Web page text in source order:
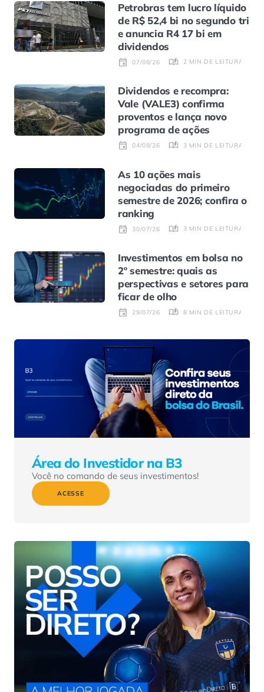
Petrobras tem lucro líquido
de R$ 52,4 bi no segundo tri
e anuncia R4 17 bi em
dividendos
07/08/26 2 MIN DE LEITURA
Dividendos e recompra:
Vale (VALE3) confirma
proventos e lança novo
programa de ações
04/08/26 3 MIN DE LEITURA
As 10 ações mais
negociadas do primeiro
semestre de 2026; confira o
ranking
30/07/26 3 MIN DE LEITURA
Investimentos em bolsa no
2º semestre: quais as
perspectivas e setores para
ficar de olho
29/07/26 8 MIN DE LEITURA
Área do Investidor na B3
Você no comando de seus investimentos!
ACESSE